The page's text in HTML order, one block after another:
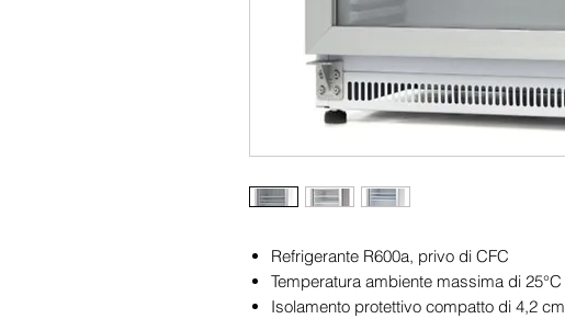
Refrigerante R600a, privo di CFC
Temperatura ambiente massima di 25°C
Isolamento protettivo compatto di 4,2 cm